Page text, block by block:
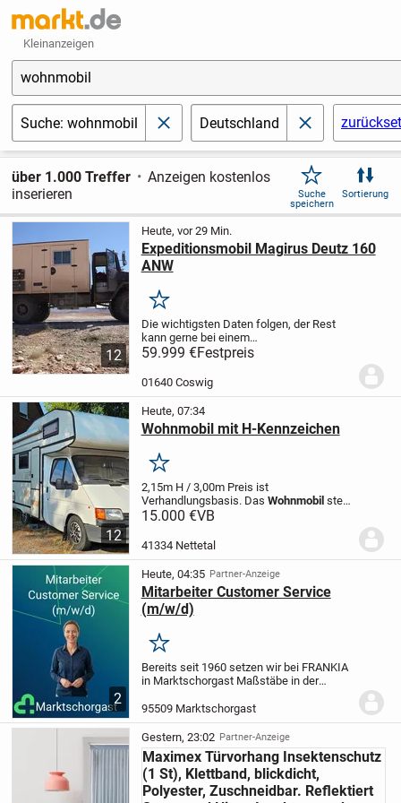
Kleinanzeigen
wohnmobil
Suche: wohnmobil schließenDeutschland schließen
über 1.000 Treffer
Anzeigen kostenlos
inserieren
Suche
speichern
Sortierung
12
Heute, vor 29 Min.
Expeditionsmobil Magirus Deutz 160
ANW
Merken
Die wichtigsten Daten folgen, der Rest
kann gerne bei einem
Besichtigungstermin besprochen und
angeschaut werden.
Kennzeichen!9 eingetragene
starke Achsen (15t
Version)Luftgeküh...
59.999 €Festpreis
01640 Coswig
12
Heute, 07:34
Wohnmobil mit H-Kennzeichen
Merken
2,15m H / 3,00m Preis ist
Verhandlungsbasis. Das Wohnmobil steht
in Nettetal
15.000 €VB
41334 Nettetal
2
Heute, 04:35 Partner-Anzeige
Mitarbeiter Customer Service
(m/w/d)
Merken
Bereits seit 1960 setzen wir bei FRANKIA
in Marktschorgast Maßstäbe in der
und ausgezeichnete Qualität „Made in
Germany“ sind für uns als
Traditionsunternehmen fester Bestandteil
unserer täglichen Arbeit. So entwickeln
wir gezielte Lösungen, um den Urlaub für
unsere Kunden noch entspannter,
schöner und komfortabler zu machen.
95509 Marktschorgast
Gestern, 23:02 Partner-Anzeige
Maximex Türvorhang Insektenschutz
(1 St), Klettband, blickdicht,
Polyester, Zuschneidbar. Reflektiert